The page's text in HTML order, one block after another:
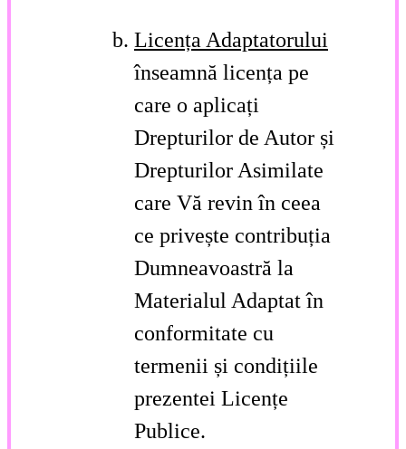
Licența Adaptatorului
înseamnă licența pe
care o aplicați
Drepturilor de Autor și
Drepturilor Asimilate
care Vă revin în ceea
ce privește contribuția
Dumneavoastră la
Materialul Adaptat în
conformitate cu
termenii și condițiile
prezentei Licențe
Publice.